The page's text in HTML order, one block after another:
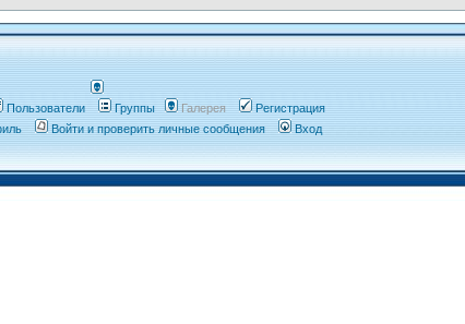
Пользователи Группы Галерея
Регистрация
Войти и проверить личные сообщения Вход